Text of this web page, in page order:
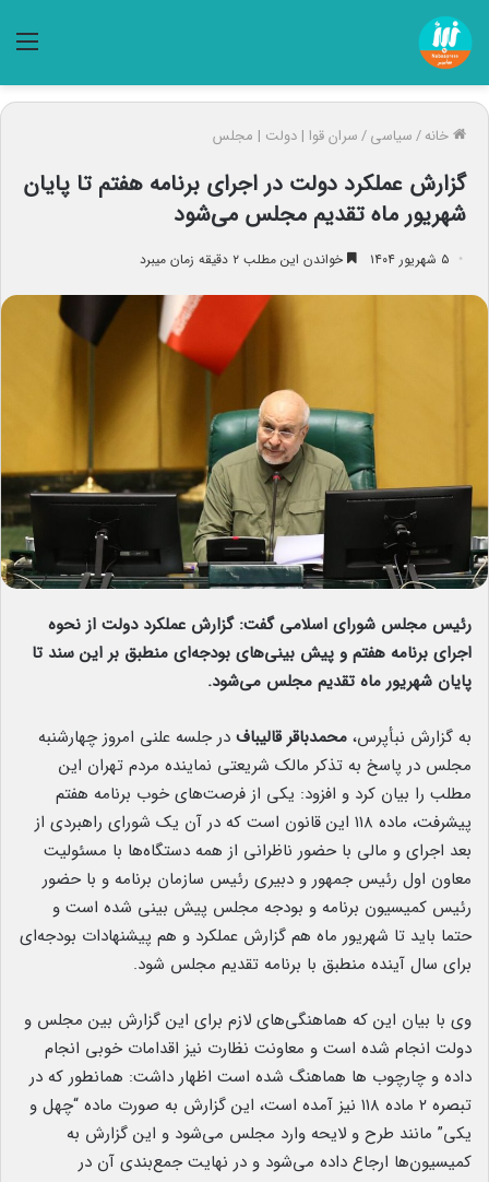
خانه/سیاسی/سران قوا | دولت | مجلس
گزارش عملکرد دولت در اجرای برنامه هفتم تا پایان
شهریور ماه تقدیم مجلس می‌شود
۵ شهریور ۱۴۰۴ خواندن این مطلب ۲ دقیقه زمان میبرد
رئیس مجلس شورای اسلامی گفت: گزارش عملکرد دولت از نحوه
اجرای برنامه هفتم و پیش بینی‌های بودجه‌ای منطبق بر این سند تا
پایان شهریور ماه تقدیم مجلس می‌شود.
به گزارش نبأپرس، محمدباقر قالیباف در جلسه علنی امروز چهارشنبه
مجلس در پاسخ به تذکر مالک شریعتی نماینده مردم تهران این
مطلب را بیان کرد و افزود: یکی از فرصت‌های خوب برنامه هفتم
پیشرفت، ماده ۱۱۸ این قانون است که در آن یک شورای راهبردی از
بعد اجرای و مالی با حضور ناظرانی از همه دستگاه‌ها با مسئولیت
معاون اول رئیس جمهور و دبیری رئیس سازمان برنامه و با حضور
رئیس کمیسیون برنامه و بودجه مجلس پیش بینی شده است و
حتما باید تا شهریور ماه هم گزارش عملکرد و هم پیشنهادات بودجه‌ای
برای سال آینده منطبق با برنامه تقدیم مجلس شود.
وی با بیان این که هماهنگی‌های لازم برای این گزارش بین مجلس و
دولت انجام شده است و معاونت نظارت نیز اقدامات خوبی انجام
داده و چارچوب ها هماهنگ شده است اظهار داشت: همانطور که در
تبصره ۲ ماده ۱۱۸ نیز آمده است، این گزارش به صورت ماده “چهل و
یکی” مانند طرح و لایحه وارد مجلس می‌شود و این گزارش به
کمیسیون‌ها ارجاع داده می‌شود و در نهایت جمع‌بندی آن در